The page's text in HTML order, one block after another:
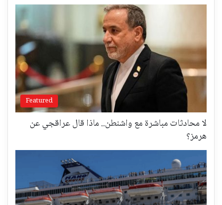
Featured
لا محادثات مباشرة مع واشنطن.. ماذا قال عراقجي عن
هرمز؟